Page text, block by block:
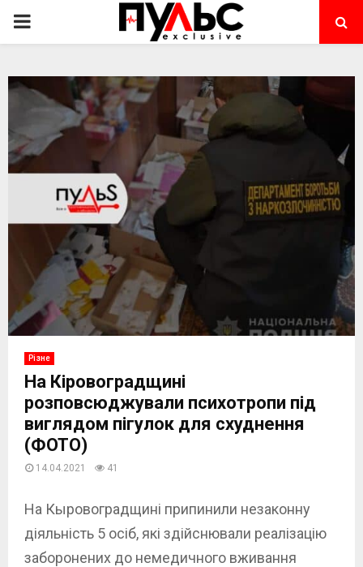
PRIMARY
Різне
На Кіровоградщині
розповсюджували психотропи під
виглядом пігулок для схуднення
(ФОТО)
14.04.2021 41
На Кыровоградщині припинили незаконну
діяльність 5 осіб, які здійснювали реалізацію
заборонених до немедичного вживання